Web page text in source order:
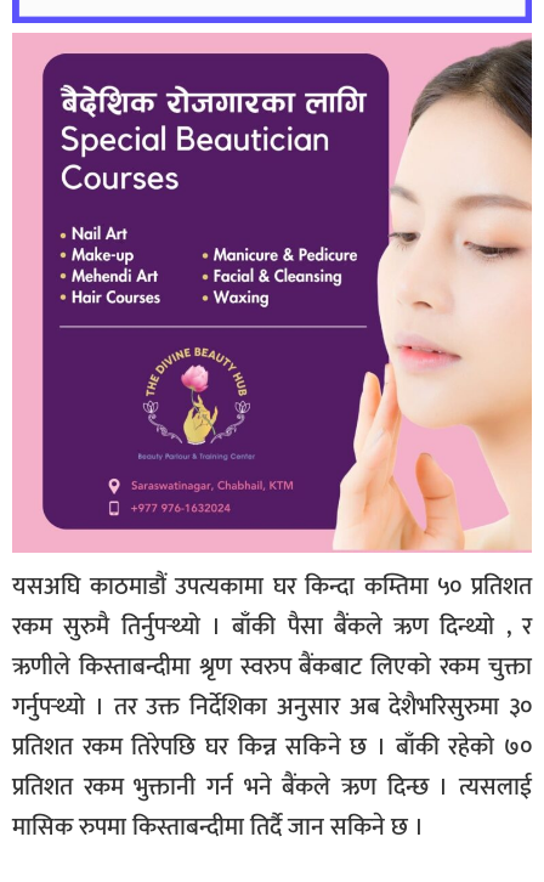
यसअघि काठमाडौं उपत्यकामा घर किन्दा कम्तिमा ५० प्रतिशत
रकम सुरुमै तिर्नुपर्‍थ्यो । बाँकी पैसा बैंकले ऋण दिन्थ्यो , र
ऋणीले किस्ताबन्दीमा श्रृण स्वरुप बैंकबाट लिएको रकम चुक्ता
गर्नुपर्‍थ्यो । तर उक्त निर्देशिका अनुसार अब देशैभरिसुरुमा ३०
प्रतिशत रकम तिरेपछि घर किन्न सकिने छ । बाँकी रहेको ७०
प्रतिशत रकम भुक्तानी गर्न भने बैंकले ऋण दिन्छ । त्यसलाई
मासिक रुपमा किस्ताबन्दीमा तिर्दै जान सकिने छ ।